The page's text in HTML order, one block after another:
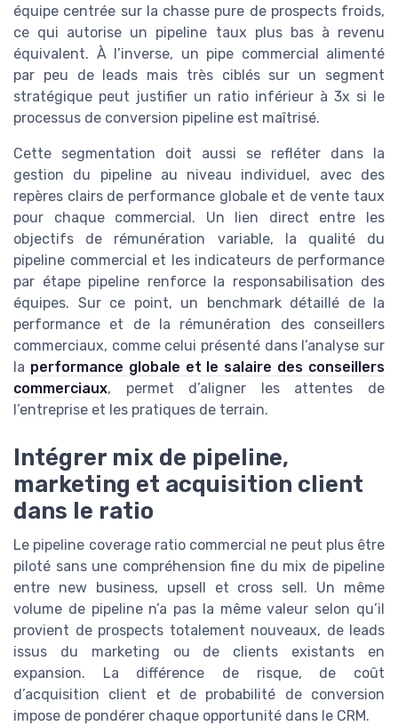
équipe centrée sur la chasse pure de prospects froids,
ce qui autorise un pipeline taux plus bas à revenu
équivalent. À l’inverse, un pipe commercial alimenté
par peu de leads mais très ciblés sur un segment
stratégique peut justifier un ratio inférieur à 3x si le
processus de conversion pipeline est maîtrisé.
Cette segmentation doit aussi se refléter dans la
gestion du pipeline au niveau individuel, avec des
repères clairs de performance globale et de vente taux
pour chaque commercial. Un lien direct entre les
objectifs de rémunération variable, la qualité du
pipeline commercial et les indicateurs de performance
par étape pipeline renforce la responsabilisation des
équipes. Sur ce point, un benchmark détaillé de la
performance et de la rémunération des conseillers
commerciaux, comme celui présenté dans l’analyse sur
la performance globale et le salaire des conseillers
commerciaux, permet d’aligner les attentes de
l’entreprise et les pratiques de terrain.
Intégrer mix de pipeline,
marketing et acquisition client
dans le ratio
Le pipeline coverage ratio commercial ne peut plus être
piloté sans une compréhension fine du mix de pipeline
entre new business, upsell et cross sell. Un même
volume de pipeline n’a pas la même valeur selon qu’il
provient de prospects totalement nouveaux, de leads
issus du marketing ou de clients existants en
expansion. La différence de risque, de coût
d’acquisition client et de probabilité de conversion
impose de pondérer chaque opportunité dans le CRM.